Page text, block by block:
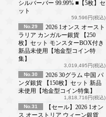
シルバーバー 99.99% ■【5枚】セ
ット
59,596円(税込)
No.29
2026 1オンス オースト
ラリア カンガルー銀貨 【250
枚】セット モンスターBOX付き
新品未使用【地金型コイン特
集】
3,019,495円(税込)
No.30
2026 30グラム 中国 パ
ンダ銀貨 【150枚】セット 新品
未使用【地金型コイン特集】
1,818,716円(税込)
No.31
【セール】2026 1オン
ス オーストリア ウィーン銀貨